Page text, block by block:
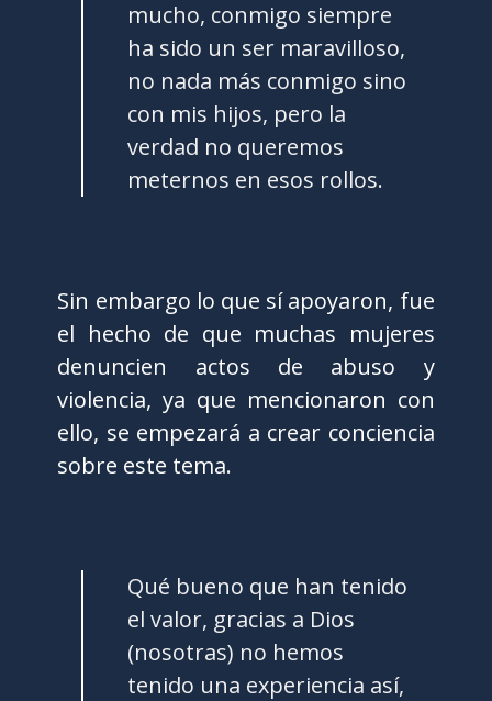
mucho, conmigo siempre
ha sido un ser maravilloso,
no nada más conmigo sino
con mis hijos, pero la
verdad no queremos
meternos en esos rollos.
Sin embargo lo que sí apoyaron, fue
el hecho de que muchas mujeres
denuncien actos de abuso y
violencia, ya que mencionaron con
ello, se empezará a crear conciencia
sobre este tema.
Qué bueno que han tenido
el valor, gracias a Dios
(nosotras) no hemos
tenido una experiencia así,